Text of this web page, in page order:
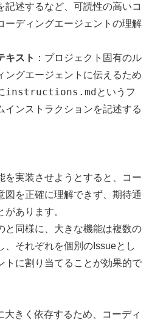
記述するなど、可読性の高いコ
ーディングエージェントの理解
キスト ：プロジェクト固有のル
ングエージェントに伝えるため
instructions.mdというフ
インストラクションを記述する
を実装させようとすると、コー
図を正確に理解できず、期待通
あります。
と同様に、大きな機能は複数の
、それぞれを個別のIssueとし
トに割り当てることが効果的で
きく依存するため、コーディ